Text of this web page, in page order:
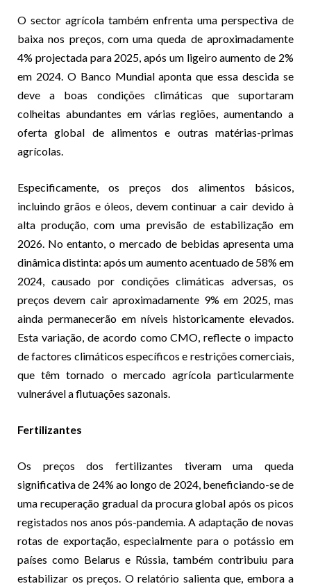
O sector agrícola também enfrenta uma perspectiva de
baixa nos preços, com uma queda de aproximadamente
4% projectada para 2025, após um ligeiro aumento de 2%
em 2024. O Banco Mundial aponta que essa descida se
deve a boas condições climáticas que suportaram
colheitas abundantes em várias regiões, aumentando a
oferta global de alimentos e outras matérias-primas
agrícolas.
Especificamente, os preços dos alimentos básicos,
incluindo grãos e óleos, devem continuar a cair devido à
alta produção, com uma previsão de estabilização em
2026. No entanto, o mercado de bebidas apresenta uma
dinâmica distinta: após um aumento acentuado de 58% em
2024, causado por condições climáticas adversas, os
preços devem cair aproximadamente 9% em 2025, mas
ainda permanecerão em níveis historicamente elevados.
Esta variação, de acordo como CMO, reflecte o impacto
de factores climáticos específicos e restrições comerciais,
que têm tornado o mercado agrícola particularmente
vulnerável a flutuações sazonais.
Fertilizantes
Os preços dos fertilizantes tiveram uma queda
significativa de 24% ao longo de 2024, beneficiando-se de
uma recuperação gradual da procura global após os picos
registados nos anos pós-pandemia. A adaptação de novas
rotas de exportação, especialmente para o potássio em
países como Belarus e Rússia, também contribuiu para
estabilizar os preços. O relatório salienta que, embora a